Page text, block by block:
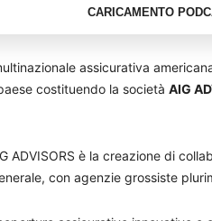
assicurativa
costituendo la società AIG
ADVISORS è la creazione di
con agenzie grossiste